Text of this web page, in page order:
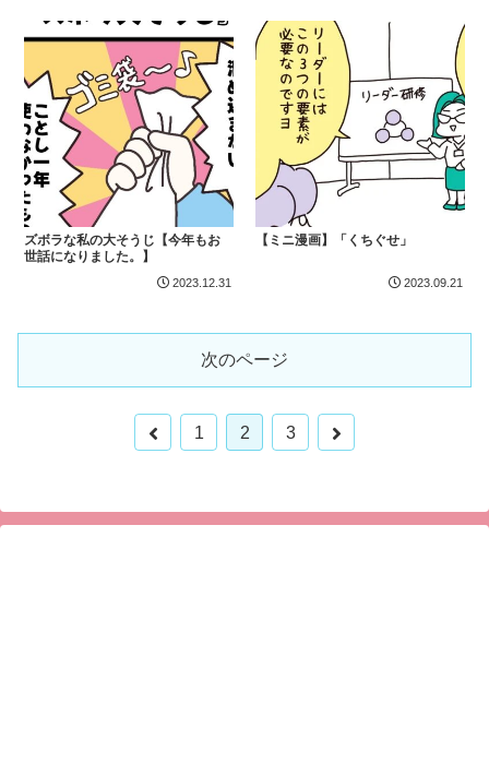
ズボラな私の大そうじ【今年もお
世話になりました。】
2023.12.31
【ミニ漫画】「くちぐせ」
2023.09.21
次のページ
前
1 2 3
次